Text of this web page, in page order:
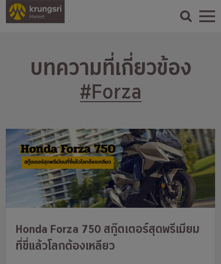
บทความที่เกี่ยวข้อง
#Forza
Honda Forza 750 สกู๊ตเตอร์สุดพรีเมียม
ที่ขี่แล้วโลกต้องเหลียว